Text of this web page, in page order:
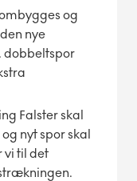
og
nye
dobbeltspor
Falster skal
nyt spor skal
vi til det